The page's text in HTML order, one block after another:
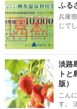
ふる
兵庫
じで
淡路
ト
版）
こん
す。